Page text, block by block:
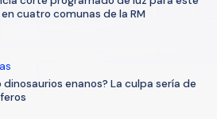
cuatro comunas de la RM
dinosaurios enanos? La culpa sería de